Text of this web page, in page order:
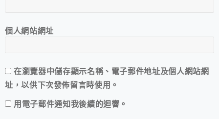
個人網站網址
在瀏覽器中儲存顯示名稱、電子郵件地址及個人網站網
址，以供下次發佈留言時使用。
用電子郵件通知我後續的迴響。